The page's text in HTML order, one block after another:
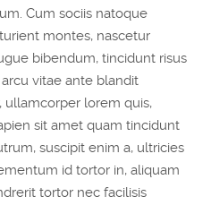
Cum sociis natoque
montes, nascetur
bibendum, tincidunt risus
vitae ante blandit
ullamcorper lorem quis,
sit amet quam tincidunt
suscipit enim a, ultricies
id tortor in, aliquam
tortor nec facilisis